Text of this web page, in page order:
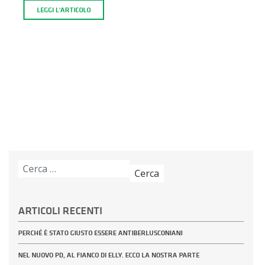
LEGGI L'ARTICOLO
Ricerca
ARTICOLI RECENTI
PERCHÉ È STATO GIUSTO ESSERE ANTIBERLUSCONIANI
NEL NUOVO PD, AL FIANCO DI ELLY. ECCO LA NOSTRA PARTE